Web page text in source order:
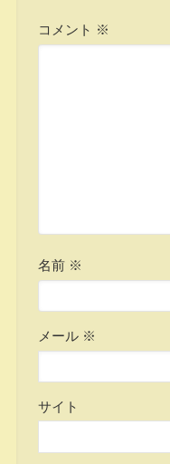
コメント ※
名前 ※
メール ※
サイト